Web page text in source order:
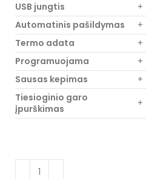
USB jungtis
+
Automatinis pašildymas
+
Termo adata
+
Programuojama
+
Sausas kepimas
+
Tiesioginio garo
įpurškimas
+